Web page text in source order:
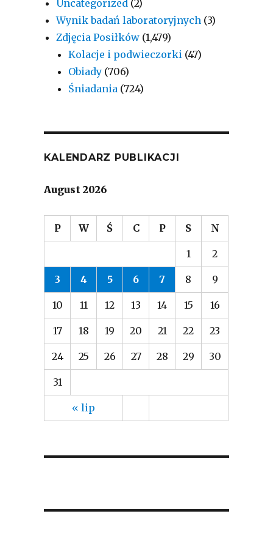
Uncategorized (2)
Wynik badań laboratoryjnych (3)
Zdjęcia Posiłków (1,479)
Kolacje i podwieczorki (47)
Obiady (706)
Śniadania (724)
KALENDARZ PUBLIKACJI
August 2026
P W Ś C P S N
« lip
1 2
3 4 5 6 7 8 9
10 11 12 13 14 15 16
17 18 19 20 21 22 23
24 25 26 27 28 29 30
31